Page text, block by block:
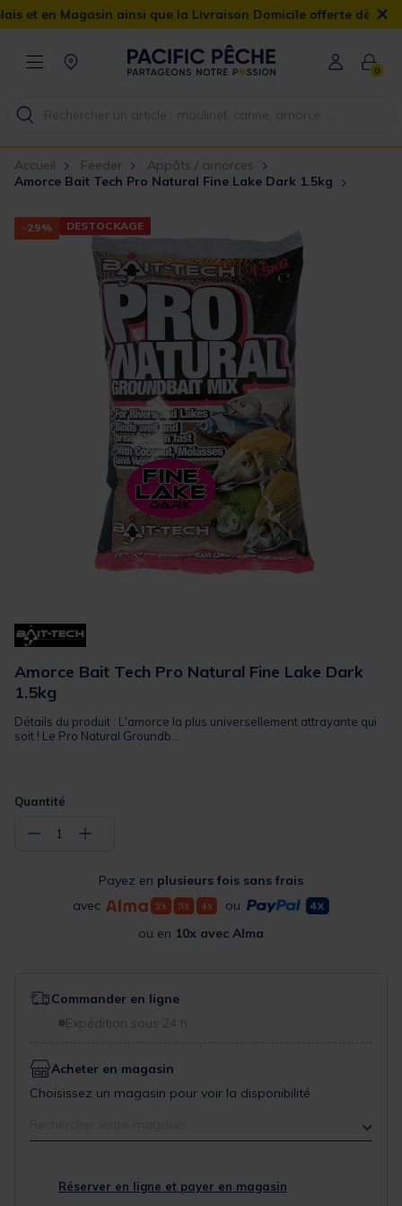
Magasin ainsi que la Livraison Domicile offerte dès 90€ ×
0
Accueil Feeder
Appâts / amorces
Amorce Bait Tech Pro Natural Fine Lake Dark 1.5kg
-29% DESTOCKAGE
Amorce Bait Tech Pro Natural Fine Lake Dark
1.5kg
Détails du produit : L'amorce la plus universellement attrayante qui
soit ! Le Pro Natural Groundb...
Quantité
− 1 +
Payez en plusieurs fois sans frais
avec
ou
ou en 10x avec Alma
Commander en ligne
Expédition sous 24 h
Acheter en magasin
Choisissez un magasin pour voir la disponibilité
Réserver en ligne et payer en magasin